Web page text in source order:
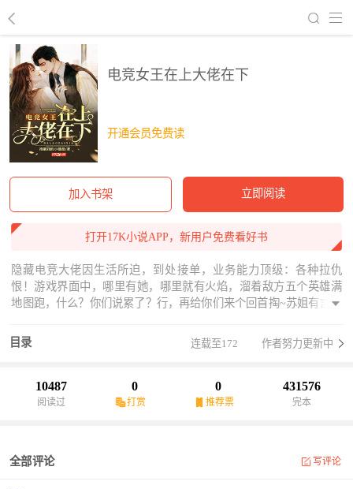
电竞女王在上大佬在下
开通会员免费读
加入书架 立即阅读
打开17K小说APP，新用户免费看好书
隐藏电竞大佬因生活所迫，到处接单，业务能力顶级：各种拉仇
恨！游戏界面中，哪里有她，哪里就有火焰，溜着敌方五个英雄满
地图跑，什么？你们说累了？行，再给你们来个回首掏~苏姐有言：
恨拉爆了！某人：给夫人买个护甲，顺便帮忙浇点火油。某日，司
曜将苏可可堵在塔下，“你点的火，赶紧出来灭了！”某苏嘀咕：“灭
轻声道：“MVP归你，你归我。”
目录 连载至172 作者努力更新中
10487
阅读过
0
打赏
0
推荐票
431576
完本
全部评论 写评论